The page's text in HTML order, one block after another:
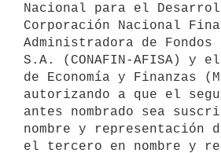
Nacional para el
Corporación Nacional
Administradora de
S.A. (CONAFIN-AFISA) y
de Economía y Finanzas
autorizando a que el
antes nombrado sea
nombre y representación
el tercero en nombre y